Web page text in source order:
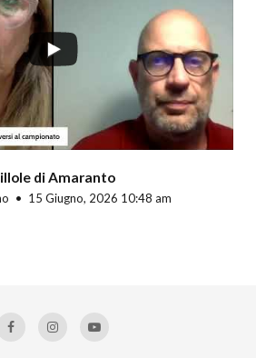
di Amaranto
15 Giugno, 2026 10:48 am